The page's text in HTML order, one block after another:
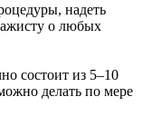
надеть
о любых
состоит из 5–10
делать по мере